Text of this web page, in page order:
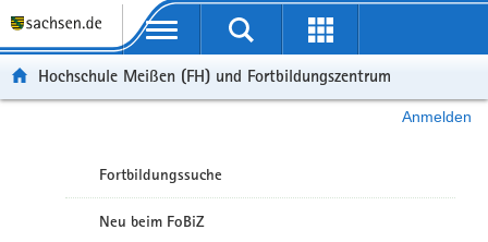
Portalübergreifende Navigation
Hochschule Meißen (FH) und Fortbildungszentrum
Anmelden
Fortbildungssuche
Neu beim FoBiZ